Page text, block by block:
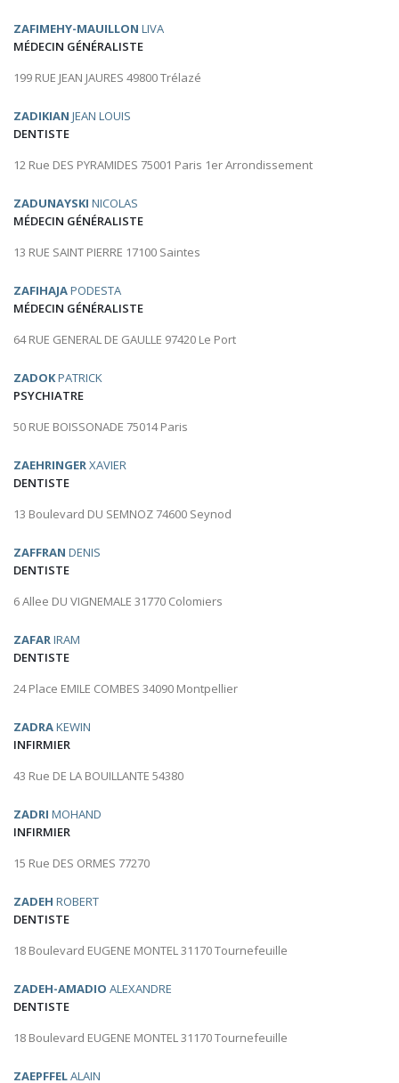
ZAFIMEHY-MAUILLON LIVA
MÉDECIN GÉNÉRALISTE
199 RUE JEAN JAURES 49800 Trélazé
ZADIKIAN JEAN LOUIS
DENTISTE
12 Rue DES PYRAMIDES 75001 Paris 1er Arrondissement
ZADUNAYSKI NICOLAS
MÉDECIN GÉNÉRALISTE
13 RUE SAINT PIERRE 17100 Saintes
ZAFIHAJAPODESTA
MÉDECIN GÉNÉRALISTE
64 RUE GENERAL DE GAULLE 97420 Le Port
ZADOKPATRICK
PSYCHIATRE
50 RUE BOISSONADE 75014 Paris
ZAEHRINGERXAVIER
DENTISTE
13 Boulevard DU SEMNOZ 74600 Seynod
ZAFFRAN DENIS
DENTISTE
6 Allee DU VIGNEMALE 31770 Colomiers
ZAFARIRAM
DENTISTE
24 Place EMILE COMBES 34090 Montpellier
ZADRAKEWIN
INFIRMIER
43 Rue DE LA BOUILLANTE 54380
ZADRI MOHAND
INFIRMIER
15 Rue DES ORMES 77270
ZADEH ROBERT
DENTISTE
18 Boulevard EUGENE MONTEL 31170 Tournefeuille
ZADEH-AMADIO ALEXANDRE
DENTISTE
18 Boulevard EUGENE MONTEL 31170 Tournefeuille
ZAEPFFELALAIN